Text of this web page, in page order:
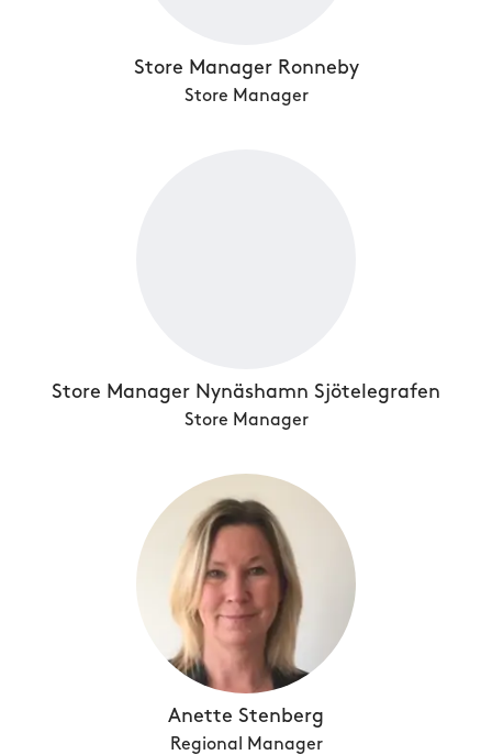
Store Manager Ronneby
Store Manager
Store Manager Nynäshamn Sjötelegrafen
Store Manager
Anette Stenberg
Regional Manager